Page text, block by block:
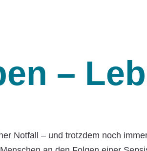
–
Notfall – und trotzdem noch